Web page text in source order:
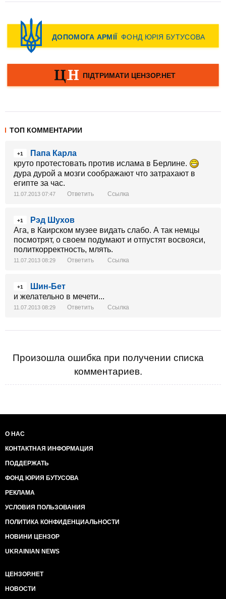
ТОП КОММЕНТАРИИ
+1
Папа Карла
круто протестовать против ислама в Берлине.
дура дурой а мозги соображают что затрахают в
египте за час.
11.07.2013 07:47 Ответить Ссылка
+1
Рэд Шухов
Ага, в Каирском музее видать слабо. А так немцы
посмотрят, о своем подумают и отпустят восвояси,
политкорректность, млять.
11.07.2013 08:29 Ответить Ссылка
+1
Шин-Бет
и желательно в мечети...
11.07.2013 08:29 Ответить Ссылка
Произошла ошибка при получении списка
комментариев.
О НАС
КОНТАКТНАЯ ИНФОРМАЦИЯ
ПОДДЕРЖАТЬ
ФОНД ЮРИЯ БУТУСОВА
РЕКЛАМА
УСЛОВИЯ ПОЛЬЗОВАНИЯ
ПОЛИТИКА КОНФИДЕНЦИАЛЬНОСТИ
НОВИНИ ЦЕНЗОР
UKRAINIAN NEWS
ЦЕНЗОР.НЕТ
НОВОСТИ